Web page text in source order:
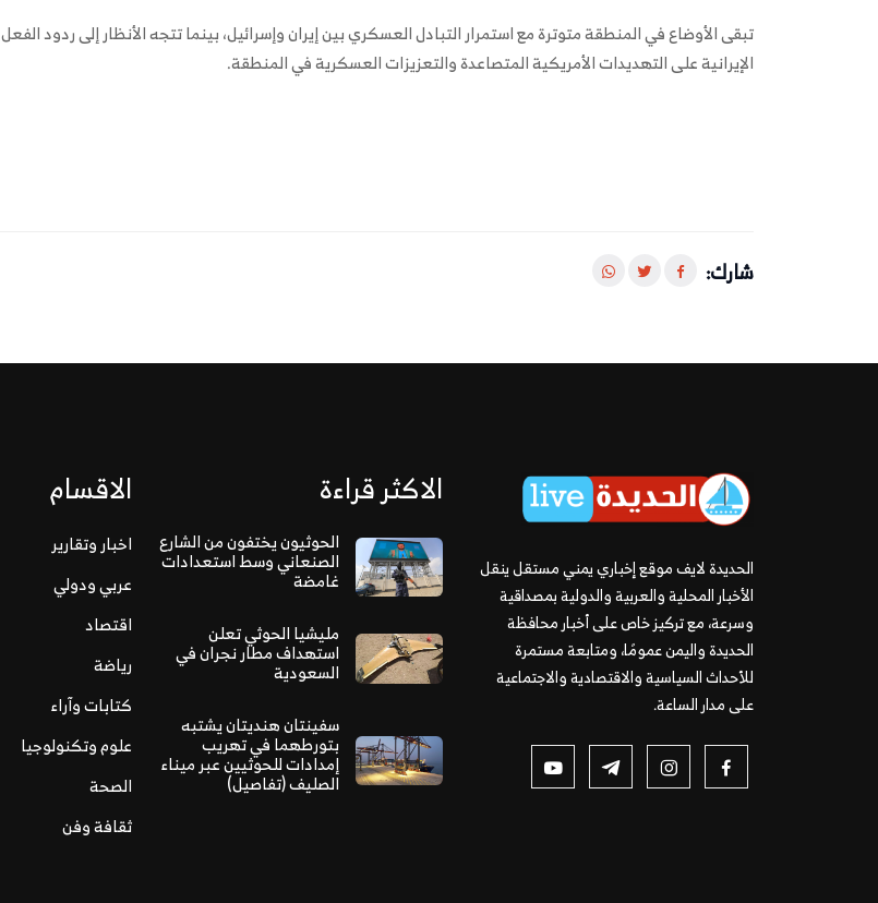
تبقى الأوضاع في المنطقة متوترة مع استمرار التبادل العسكري بين إيران وإسرائيل، بينما تتجه الأنظار إلى ردود الفعل
الإيرانية على التهديدات الأمريكية المتصاعدة والتعزيزات العسكرية في المنطقة.
شارك:
الحديدة لايف موقع إخباري يمني مستقل ينقل
الأخبار المحلية والعربية والدولية بمصداقية
وسرعة، مع تركيز خاص على أخبار محافظة
الحديدة واليمن عمومًا، ومتابعة مستمرة
للأحداث السياسية والاقتصادية والاجتماعية
على مدار الساعة.
الاكثر قراءة
الحوثيون يختفون من الشارع
الصنعاني وسط استعدادات
غامضة
مليشيا الحوثي تعلن
استهداف مطار نجران في
السعودية
سفينتان هنديتان يشتبه
بتورطهما في تهريب
إمدادات للحوثيين عبر ميناء
الصليف (تفاصيل)
الاقسام
اخبار وتقارير
عربي ودولي
اقتصاد
رياضة
كتابات وآراء
علوم وتكنولوجيا
الصحة
ثقافة وفن